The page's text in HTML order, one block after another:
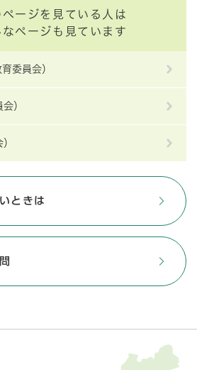
ページを見ている人は
なページも見ています
委員会）
）
ときは